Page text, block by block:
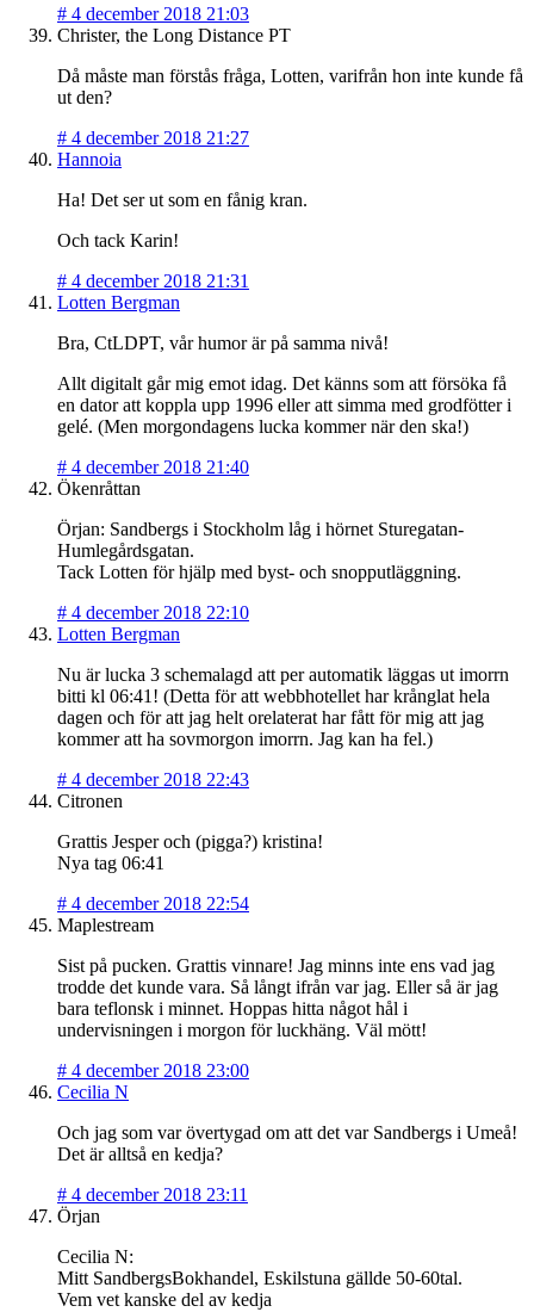
# 4 december 2018 21:03
Christer, the Long Distance PT
Då måste man förstås fråga, Lotten, varifrån hon inte kunde få
ut den?
# 4 december 2018 21:27
Hannoia
Ha! Det ser ut som en fånig kran.
Och tack Karin!
# 4 december 2018 21:31
Lotten Bergman
Bra, CtLDPT, vår humor är på samma nivå!
Allt digitalt går mig emot idag. Det känns som att försöka få
en dator att koppla upp 1996 eller att simma med grodfötter i
gelé. (Men morgondagens lucka kommer när den ska!)
# 4 december 2018 21:40
Ökenråttan
Örjan: Sandbergs i Stockholm låg i hörnet Sturegatan-
Humlegårdsgatan.
Tack Lotten för hjälp med byst- och snopputläggning.
# 4 december 2018 22:10
Lotten Bergman
Nu är lucka 3 schemalagd att per automatik läggas ut imorrn
bitti kl 06:41! (Detta för att webbhotellet har krånglat hela
dagen och för att jag helt orelaterat har fått för mig att jag
kommer att ha sovmorgon imorrn. Jag kan ha fel.)
# 4 december 2018 22:43
Citronen
Grattis Jesper och (pigga?) kristina!
Nya tag 06:41
# 4 december 2018 22:54
Maplestream
Sist på pucken. Grattis vinnare! Jag minns inte ens vad jag
trodde det kunde vara. Så långt ifrån var jag. Eller så är jag
bara teflonsk i minnet. Hoppas hitta något hål i
undervisningen i morgon för luckhäng. Väl mött!
# 4 december 2018 23:00
Cecilia N
Och jag som var övertygad om att det var Sandbergs i Umeå!
Det är alltså en kedja?
# 4 december 2018 23:11
Örjan
Cecilia N:
Mitt SandbergsBokhandel, Eskilstuna gällde 50-60tal.
Vem vet kanske del av kedja